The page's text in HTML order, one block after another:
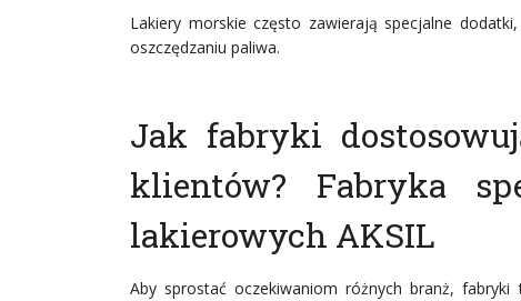
Lakiery morskie często zawierają specjalne
oszczędzaniu paliwa.
Jak fabryki
klientów? Fabryka
lakierowych AKSIL
Aby sprostać oczekiwaniom różnych branż,